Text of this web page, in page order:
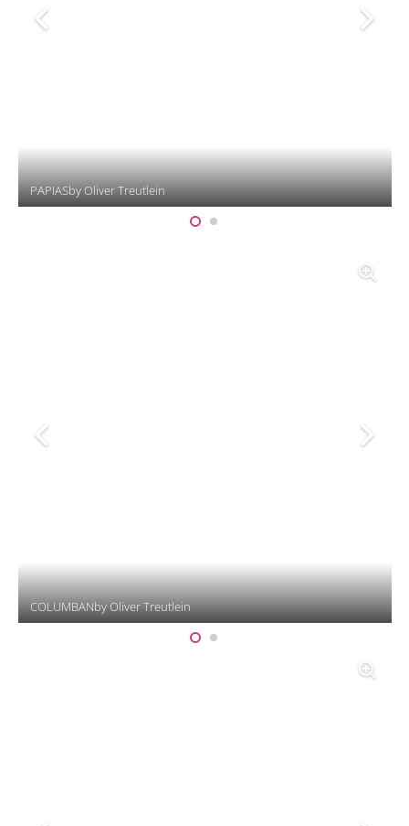
PAPIASby Oliver Treutlein
COLUMBANby Oliver Treutlein